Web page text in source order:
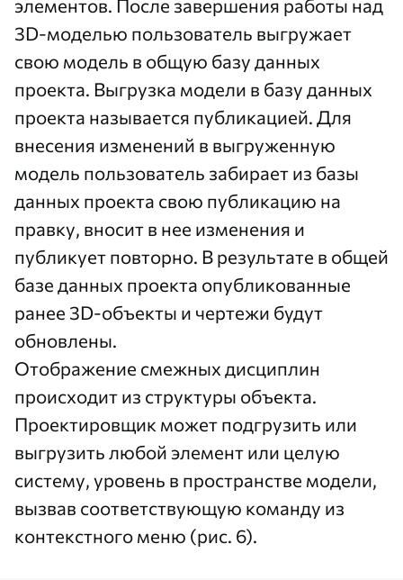
элементов. После завершения работы над
3D-моделью пользователь выгружает
свою модель в общую базу данных
проекта. Выгрузка модели в базу данных
проекта называется публикацией. Для
внесения изменений в выгруженную
модель пользователь забирает из базы
данных проекта свою публикацию на
правку, вносит в нее изменения и
публикует повторно. В результате в общей
базе данных проекта опубликованные
ранее 3D-объекты и чертежи будут
обновлены.
Отображение смежных дисциплин
происходит из структуры объекта.
Проектировщик может подгрузить или
выгрузить любой элемент или целую
систему, уровень в пространстве модели,
вызвав соответствующую команду из
контекстного меню (рис. 6).